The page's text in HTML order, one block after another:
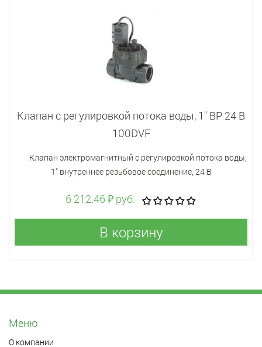
Клапан с регулировкой потока воды, 1" ВР 24 В
100DVF
Клапан электромагнитный с регулировкой потока воды,
1" внутреннее резьбовое соединение, 24 В
6 212.46 ₽ руб.
В корзину
Меню
О компании